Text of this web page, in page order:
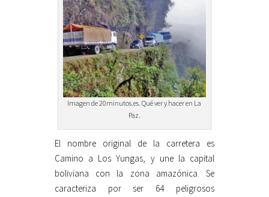
Imagen de 20minutos.es. Qué ver y hacer en La
Paz.
El nombre original de la carretera es
Camino a Los Yungas, y une la capital
boliviana con la zona amazónica. Se
caracteriza por ser 64 peligrosos